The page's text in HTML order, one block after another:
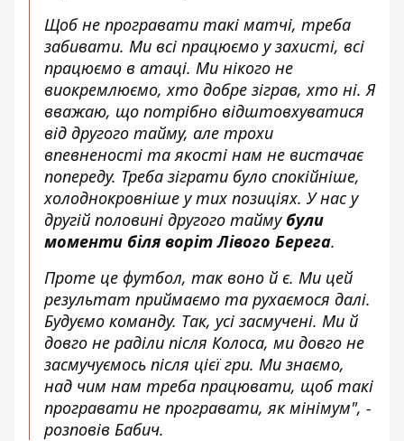
Щоб не програвати такі матчі, треба
забивати. Ми всі працюємо у захисті, всі
працюємо в атаці. Ми нікого не
виокремлюємо, хто добре зіграв, хто ні. Я
вважаю, що потрібно відштовхуватися
від другого тайму, але трохи
впевненості та якості нам не вистачає
попереду. Треба зіграти було спокійніше,
холоднокровніше у тих позиціях. У нас у
другій половині другого тайму були
моменти біля воріт Лівого Берега.
Проте це футбол, так воно й є. Ми цей
результат приймаємо та рухаємося далі.
Будуємо команду. Так, ​​усі засмучені. Ми й
довго не раділи після Колоса, ми довго не
засмучуємось після цієї гри. Ми знаємо,
над чим нам треба працювати, щоб такі
програвати не програвати, як мінімум", -
розповів Бабич.